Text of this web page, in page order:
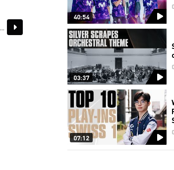
40:54
03:37
07:12